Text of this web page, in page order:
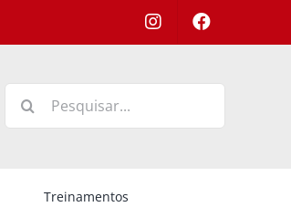
resultados
Treinamentos